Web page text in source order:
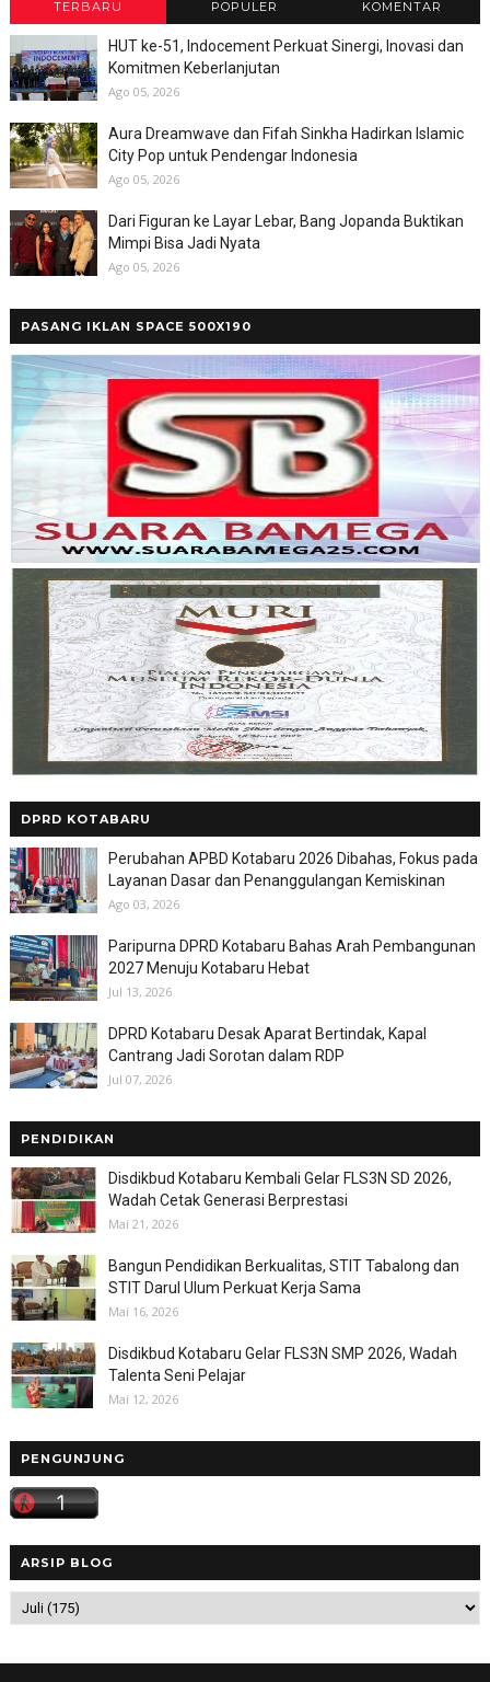
TERBARU POPULER KOMENTAR
HUT ke-51, Indocement Perkuat Sinergi, Inovasi dan
Komitmen Keberlanjutan
Ago 05, 2026
Aura Dreamwave dan Fifah Sinkha Hadirkan Islamic
City Pop untuk Pendengar Indonesia
Ago 05, 2026
Dari Figuran ke Layar Lebar, Bang Jopanda Buktikan
Mimpi Bisa Jadi Nyata
Ago 05, 2026
PASANG IKLAN SPACE 500X190
DPRD KOTABARU
Perubahan APBD Kotabaru 2026 Dibahas, Fokus pada
Layanan Dasar dan Penanggulangan Kemiskinan
Ago 03, 2026
Paripurna DPRD Kotabaru Bahas Arah Pembangunan
2027 Menuju Kotabaru Hebat
Jul 13, 2026
DPRD Kotabaru Desak Aparat Bertindak, Kapal
Cantrang Jadi Sorotan dalam RDP
Jul 07, 2026
PENDIDIKAN
Disdikbud Kotabaru Kembali Gelar FLS3N SD 2026,
Wadah Cetak Generasi Berprestasi
Mai 21, 2026
Bangun Pendidikan Berkualitas, STIT Tabalong dan
STIT Darul Ulum Perkuat Kerja Sama
Mai 16, 2026
Disdikbud Kotabaru Gelar FLS3N SMP 2026, Wadah
Talenta Seni Pelajar
Mai 12, 2026
PENGUNJUNG
ARSIP BLOG